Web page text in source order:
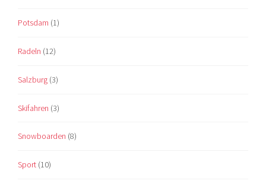
Potsdam (1)
Radeln (12)
Salzburg (3)
Skifahren (3)
Snowboarden (8)
Sport (10)